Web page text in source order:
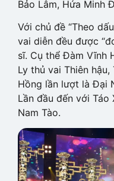
Bảo Lâm, Hứa Minh
Với chủ đề “Theo
vai diễn đều được
sĩ. Cụ thể Đàm Vĩnh
Ly thủ vai Thiên hậu,
Hồng lần lượt là Đại
Lần đầu đến với Táo
Nam Tào.